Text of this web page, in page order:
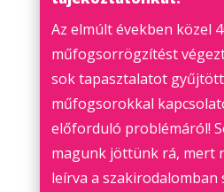
Az elmúlt években közel
műfogsorrögzítést
sok tapasztalatot
műfogsorokkal
előforduló problémáról!
magunk jöttünk rá, mert
leírva a szakirodalomban